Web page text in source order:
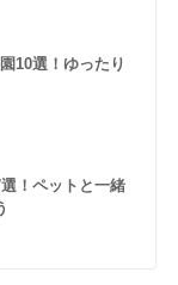
10選！ゆったり
！ペットと一緒